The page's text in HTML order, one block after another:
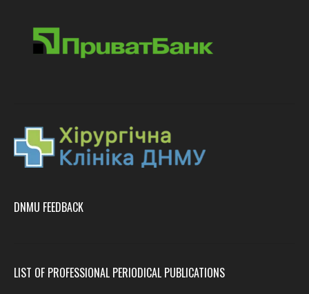
DNMU FEEDBACK
LIST OF PROFESSIONAL PERIODICAL PUBLICATIONS